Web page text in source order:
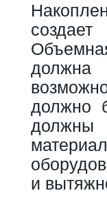
должна
должно
должны
и